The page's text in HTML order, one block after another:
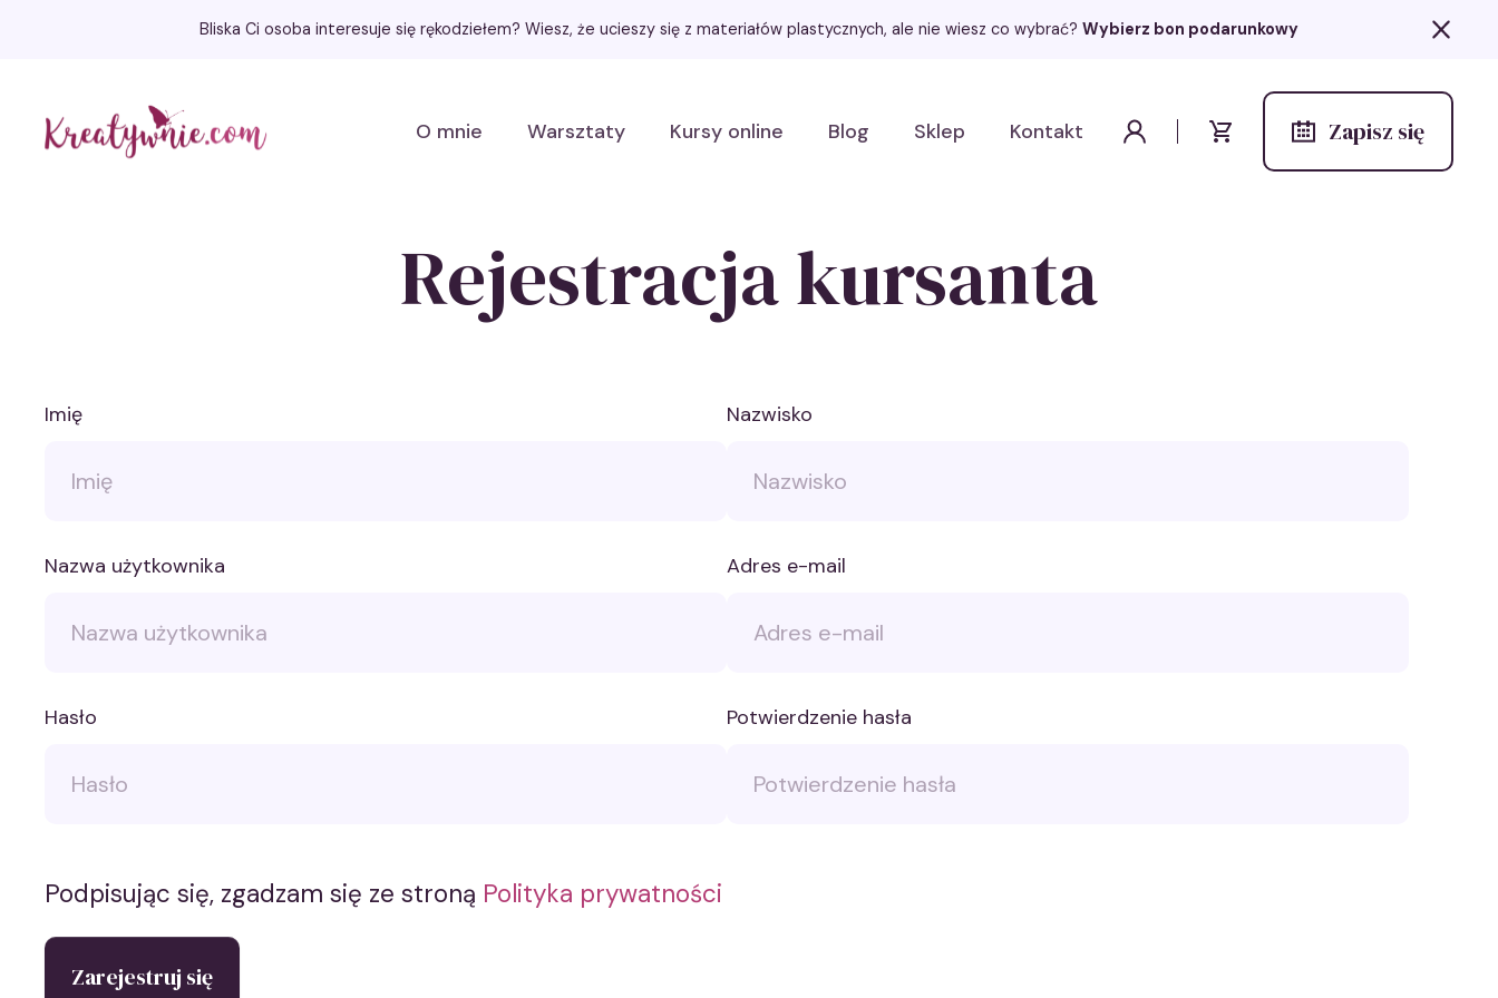
Bliska Ci osoba interesuje się rękodziełem? Wiesz, że ucieszy się z materiałów plastycznych, ale nie wiesz co wybrać? Wybierz bon podarunkowy
Kreatywnie.com O mnie Warsztaty Kursy online Blog Sklep Kontakt Moje kontoKoszyk Wydarzenia
Zapisz się
Rejestracja kursanta
Imię Nazwisko
Nazwa użytkownika Adres e-mail
Hasło Potwierdzenie hasła
Podpisując się, zgadzam się ze stroną Polityka prywatności
Zarejestruj się